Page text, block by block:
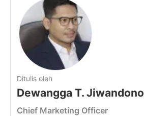
Ditulis oleh
Dewangga T. Jiwandono
Chief Marketing Officer